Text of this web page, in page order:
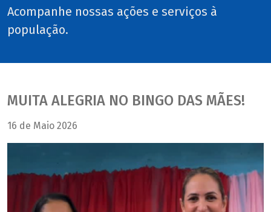
Acompanhe nossas ações e serviços à
população.
MUITA ALEGRIA NO BINGO DAS MÃES!
16 de Maio 2026